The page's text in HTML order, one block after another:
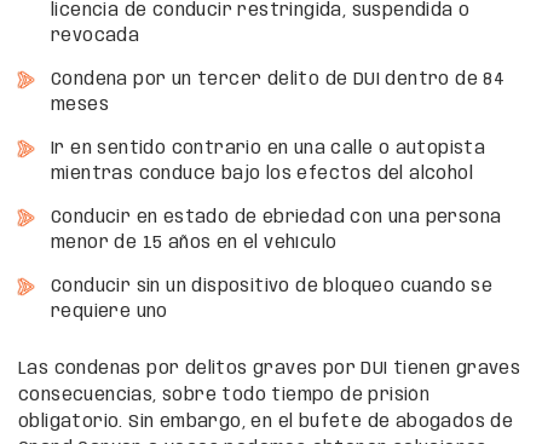
licencia de conducir restringida, suspendida o
revocada
Condena por un tercer delito de DUI dentro de 84
meses
Ir en sentido contrario en una calle o autopista
mientras conduce bajo los efectos del alcohol
Conducir en estado de ebriedad con una persona
menor de 15 años en el vehículo
Conducir sin un dispositivo de bloqueo cuando se
requiere uno
Las condenas por delitos graves por DUI tienen graves
consecuencias, sobre todo tiempo de prisión
obligatorio. Sin embargo, en el bufete de abogados de